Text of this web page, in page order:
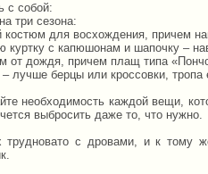
с собой:
три сезона:
костюм для восхождения, причем
куртку с капюшонам и шапочку –
от дождя, причем плащ типа
лучше берцы или кроссовки,
необходимость каждой вещи,
выбросить даже то, что нужно.
трудновато с дровами, и к тому